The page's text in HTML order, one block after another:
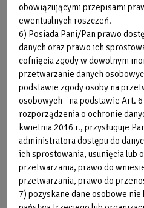
Kinezyterapia
Metoda, która zakłada
wzorców ruchowych i prostych
uzyskania zaplanowanych
dobór ćwiczeń pod względem
intensywności, uwzględniający
stan ogólny i miejscowy
przeciwwskazania do
Masaże
Dotyk jest jedną z
obowiązującymi przepisami
ewentualnych roszczeń.
6) Posiada Pani/Pan prawo
danych oraz prawo ich
cofnięcia zgody w dowolnym
przetwarzanie danych
podstawie zgody osoby na
osobowych - na podstawie Art.
rozporządzenia o ochronie
kwietnia 2016 r., przysługuje
administratora dostępu do
ich sprostowania, usunięcia lub
przetwarzania, prawo do
przetwarzania, prawo do
7) pozyskane dane osobowe